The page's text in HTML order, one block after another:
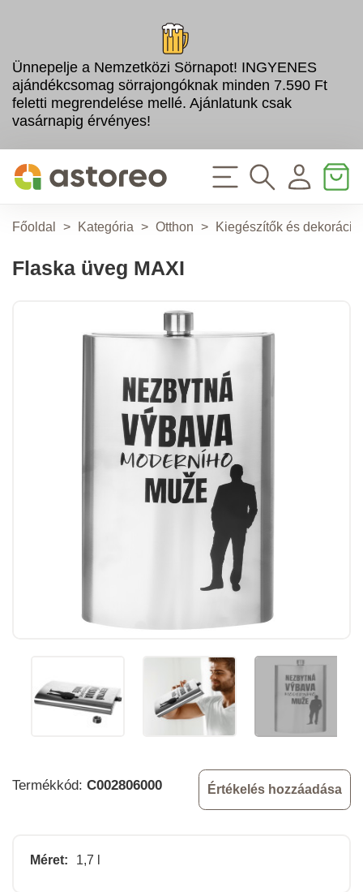
Ünnepelje a Nemzetközi Sörnapot! INGYENES
ajándékcsomag sörrajongóknak minden 7.590 Ft
feletti megrendelése mellé. Ajánlatunk csak
vasárnapig érvényes!
Főoldal > Kategória > Otthon > Kiegészítők és
Flaska üveg MAXI
Termékkód: C002806000 Értékelés hozzáadása
Méret: 1,7 l